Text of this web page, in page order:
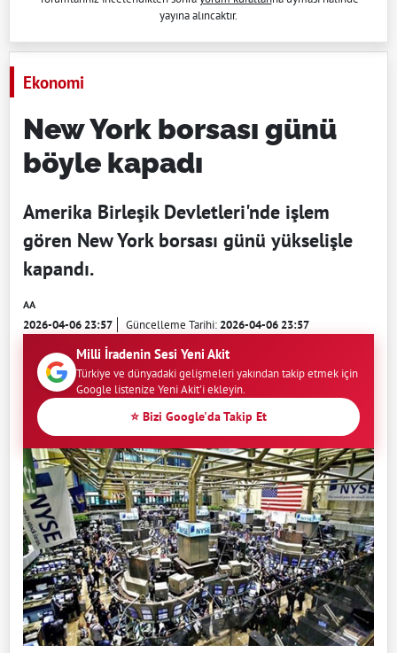
yayına alıncaktır.
Ekonomi
New York borsası günü
böyle kapadı
Amerika Birleşik Devletleri'nde işlem
gören New York borsası günü yükselişle
kapandı.
AA
2026-04-06 23:57 Güncelleme Tarihi:2026-04-06 23:57
Milli İradenin Sesi Yeni Akit
Türkiye ve dünyadaki gelişmeleri yakından takip etmek için
Google listenize Yeni Akit'i ekleyin.
⭐ Bizi Google'da Takip Et